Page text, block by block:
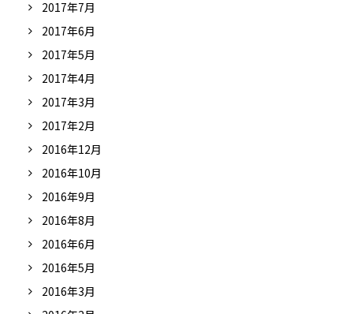
2017年7月
2017年6月
2017年5月
2017年4月
2017年3月
2017年2月
2016年12月
2016年10月
2016年9月
2016年8月
2016年6月
2016年5月
2016年3月